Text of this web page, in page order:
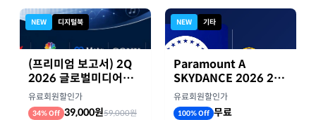
NEW 디지털북
(프리미엄 보고서) 2Q
2026 글로벌미디어기
업 실적 종합 보고서
유료회원할인가
34% Off 39,000원59,000원
NEW 기타
Paramount A
SKYDANCE 2026 2분
기 실적
유료회원할인가
100% Off 무료